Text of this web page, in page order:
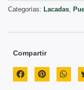
Categorías: Lacadas,
Compartir